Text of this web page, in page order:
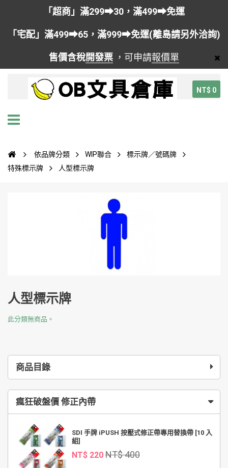
「超商」滿299➡30，滿499➡免運
「宅配」滿499➡65，滿999➡免運(離島請另外洽詢)
售價含稅開發票 ，可申請報價單
NT$ 0
依品牌分類 WIP聯合
標示牌／號碼牌
特殊標示牌
人型標示牌
商品目錄
瘋狂破盤價 修正內帶
SDI 手牌 iPUSH 按壓式修正帶專用替換帶 [10 入
組]
NT$ 220 NT$ 400
人型標示牌
此分類無商品。